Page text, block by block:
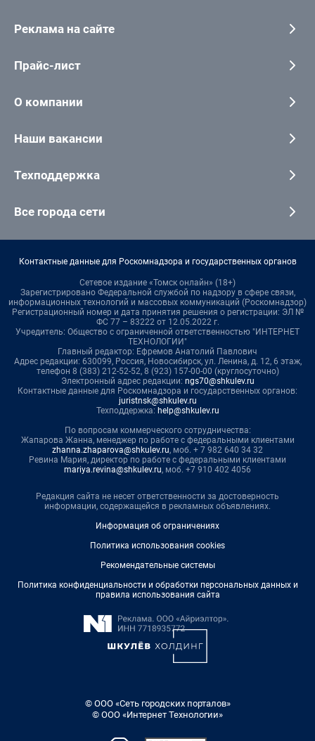
Реклама на сайте
Прайс-лист
О компании
Наши вакансии
Техподдержка
Все города сети
Контактные данные для Роскомнадзора и государственных органов
Сетевое издание «Томск онлайн» (18+)
Зарегистрировано Федеральной службой по надзору в сфере связи,
информационных технологий и массовых коммуникаций (Роскомнадзор)
Регистрационный номер и дата принятия решения о регистрации: ЭЛ №
ФС 77 – 83222 от 12.05.2022 г.
Учредитель: Общество с ограниченной ответственностью "ИНТЕРНЕТ
ТЕХНОЛОГИИ"
Главный редактор: Ефремов Анатолий Павлович
Адрес редакции: 630099, Россия, Новосибирск, ул. Ленина, д. 12, 6 этаж,
телефон 8 (383) 212-52-52, 8 (923) 157-00-00 (круглосуточно)
Электронный адрес редакции: ngs70@shkulev.ru
Контактные данные для Роскомнадзора и государственных органов:
juristnsk@shkulev.ru
Техподдержка: help@shkulev.ru
По вопросам коммерческого сотрудничества:
Жапарова Жанна, менеджер по работе с федеральными клиентами
zhanna.zhaparova@shkulev.ru, моб. + 7 982 640 34 32
Ревина Мария, директор по работе с федеральными клиентами
mariya.revina@shkulev.ru, моб. +7 910 402 4056
Редакция сайта не несет ответственности за достоверность
информации, содержащейся в рекламных объявлениях.
Информация об ограничениях
Политика использования cookies
Рекомендательные системы
Политика конфиденциальности и обработки персональных данных и
правила использования сайта
© ООО «Сеть городских порталов»
© ООО «Интернет Технологии»